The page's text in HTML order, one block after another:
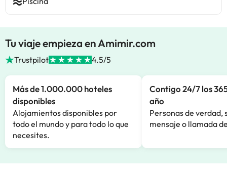
Tu viaje empieza en Amimir.com
Trustpilot 4.5/5
Más de 1.000.000 hoteles
disponibles
Alojamientos disponibles por
todo el mundo y para todo lo que
necesites.
Contigo 24/7 los
año
Personas de verdad,
mensaje o llamada